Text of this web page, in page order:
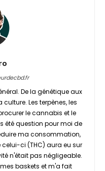
De la génétique aux
Les terpènes, les
le cannabis et le
été question pour moi de
ma consommation,
ci (THC) aura eu sur
n'était pas négligeable.
baskets et m'a fait